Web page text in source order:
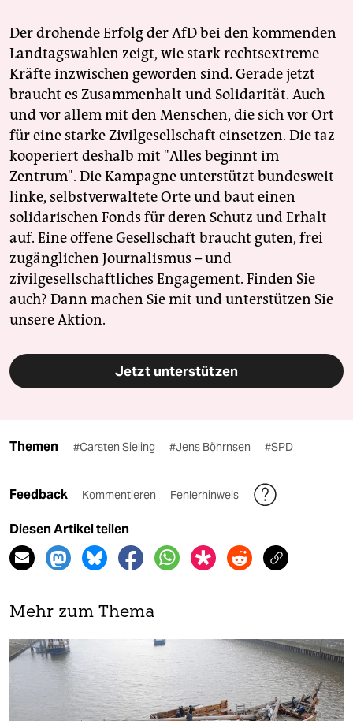
Der drohende Erfolg der AfD bei den kommenden
Landtagswahlen zeigt, wie stark rechtsextreme
Kräfte inzwischen geworden sind. Gerade jetzt
braucht es Zusammenhalt und Solidarität. Auch
und vor allem mit den Menschen, die sich vor Ort
für eine starke Zivilgesellschaft einsetzen. Die taz
kooperiert deshalb mit "Alles beginnt im
Zentrum". Die Kampagne unterstützt bundesweit
linke, selbstverwaltete Orte und baut einen
solidarischen Fonds für deren Schutz und Erhalt
auf. Eine offene Gesellschaft braucht guten, frei
zugänglichen Journalismus – und
zivilgesellschaftliches Engagement. Finden Sie
auch? Dann machen Sie mit und unterstützen Sie
unsere Aktion.
Jetzt unterstützen
Themen #Carsten Sieling #Jens Böhrnsen #SPD
Feedback Kommentieren Fehlerhinweis
Diesen Artikel teilen
Mehr zum Thema